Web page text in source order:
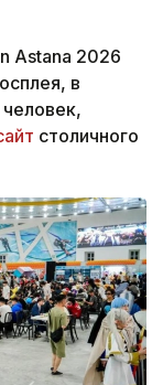
Astana 2026
в
столичного